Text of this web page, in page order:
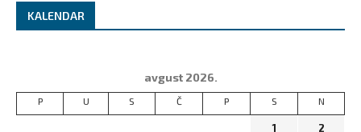
KALENDAR
avgust 2026.
P U S Č P S N
1 2